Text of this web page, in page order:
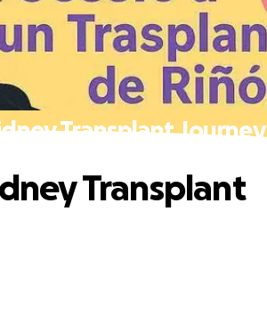
Transplant Journey
Transplant